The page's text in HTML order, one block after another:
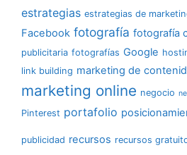
estrategias estrategias de
Facebook fotografía fotografía
publicitaria fotografías Google
link building marketing de
marketing online negocio
Pinterest portafolio
publicidad recursos recursos